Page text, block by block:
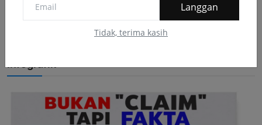
Langgan
Tidak, terima kasih